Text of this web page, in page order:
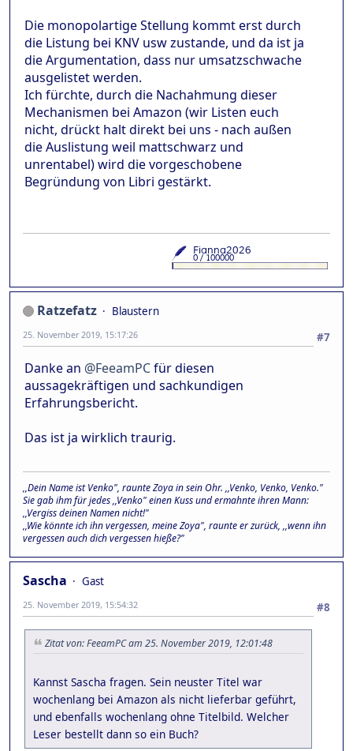
Die monopolartige Stellung kommt erst durch
die Listung bei KNV usw zustande, und da ist ja
die Argumentation, dass nur umsatzschwache
ausgelistet werden.
Ich fürchte, durch die Nachahmung dieser
Mechanismen bei Amazon (wir Listen euch
nicht, drückt halt direkt bei uns - nach außen
die Auslistung weil mattschwarz und
unrentabel) wird die vorgeschobene
Begründung von Libri gestärkt.
Ratzefatz
Blaustern
#7
25. November 2019, 15:17:26
Danke an @FeeamPCfür diesen
aussagekräftigen und sachkundigen
Erfahrungsbericht.
Das ist ja wirklich traurig.
,,Dein Name ist Venko", raunte Zoya in sein Ohr. ,,Venko, Venko, Venko."
Sie gab ihm für jedes ,,Venko" einen Kuss und ermahnte ihren Mann:
,,Vergiss deinen Namen nicht!"
,,Wie könnte ich ihn vergessen, meine Zoya", raunte er zurück, ,,wenn ihn
vergessen auch dich vergessen hieße?"
Sascha
Gast
#8
25. November 2019, 15:54:32
Zitat von: FeeamPC am 25. November 2019, 12:01:48
Kannst Sascha fragen. Sein neuster Titel war
wochenlang bei Amazon als nicht lieferbar geführt,
und ebenfalls wochenlang ohne Titelbild. Welcher
Leser bestellt dann so ein Buch?